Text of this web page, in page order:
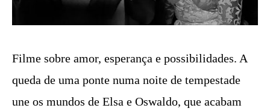
Filme sobre amor, esperança e possibilidades. A
queda de uma ponte numa noite de tempestade
une os mundos de Elsa e Oswaldo, que acabam